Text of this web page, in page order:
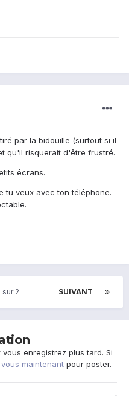
par la bidouille (surtout si il
qu'il risquerait d'être frustré.
écrans.
tu veux avec ton téléphone.
SUIVANT
sur 2
enregistrez plus tard. Si
maintenant pour poster.